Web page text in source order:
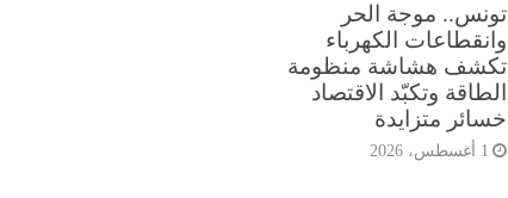
تونس.. موجة الحر
وانقطاعات الكهرباء
تكشف هشاشة منظومة
الطاقة وتكبّد الاقتصاد
خسائر متزايدة
1 أغسطس، 2026